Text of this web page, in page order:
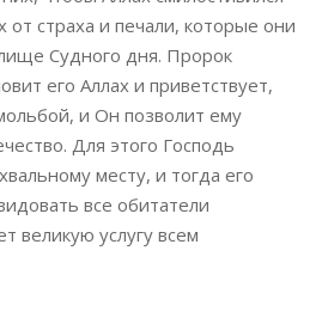
от страха и печали, которые они
Судного дня. Пророк
его Аллах и приветствует,
и Он позволит ему
Для этого Господь
месту, и тогда его
все обитатели
великую услугу всем